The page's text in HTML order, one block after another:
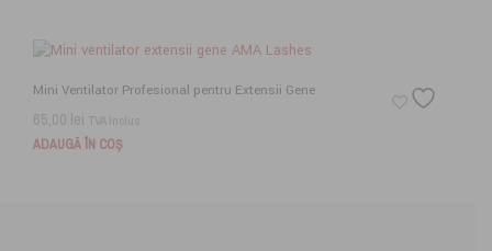
Mini Ventilator Profesional pentru Extensii Gene
65,00lei TVA Inclus
ADAUGĂ ÎN COȘ